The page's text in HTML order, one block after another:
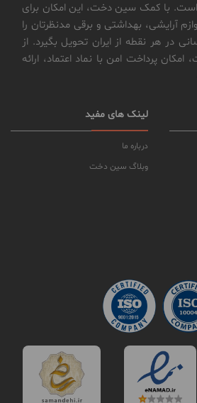
با کمک سین دخت، این امکان برای
آرایشی، بهداشتی و برقی مدنظرتان را
در هر نقطه از ایران تحویل بگیرد. از
پرداخت امن با نماد اعتماد، ارائه
لینک های مفید
درباره ما
وبلاگ سین دخت